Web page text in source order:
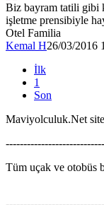
Biz bayram tatili gibi
işletme prensibiyle
Otel Familia
Kemal H26/03/2016
İlk
1
Son
Maviyolculuk.Net
Tüm uçak ve otobüs